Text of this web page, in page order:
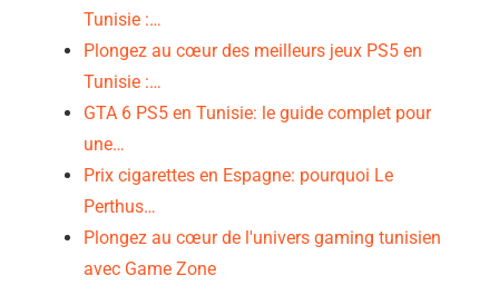
Tunisie :…
Plongez au cœur des meilleurs jeux PS5 en
Tunisie :…
GTA 6 PS5 en Tunisie: le guide complet pour
une…
Prix cigarettes en Espagne: pourquoi Le
Perthus…
Plongez au cœur de l'univers gaming tunisien
avec Game Zone